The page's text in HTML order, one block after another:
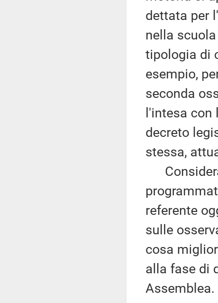
dettata per
nella
tipologia di
esempio,
seconda
l'intesa
decreto
stessa,
referente
sulle
cosa
alla fase di
Assemblea.